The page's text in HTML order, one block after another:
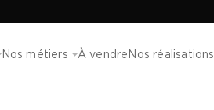
Nos métiers À vendre Nos réalisations